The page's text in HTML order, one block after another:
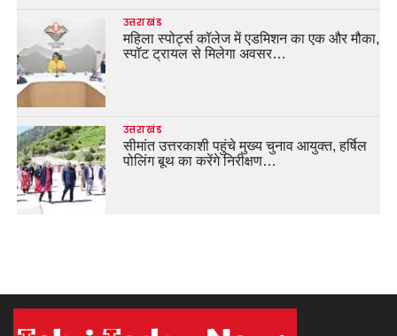
उत्तराखंड
महिला स्पोर्ट्स कॉलेज में एडमिशन का एक और मौका,
स्पॉट ट्रायल से मिलेगा अवसर…
उत्तराखंड
सीमांत उत्तरकाशी पहुंचे मुख्य चुनाव आयुक्त, हर्षिल
पोलिंग बूथ का करेंगे निरीक्षण…